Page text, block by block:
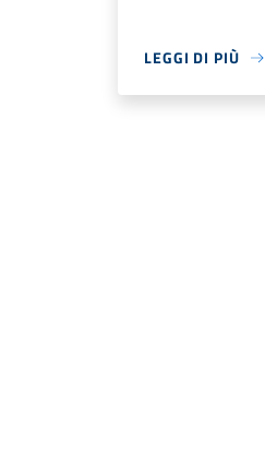
LEGGI DI PIÙ